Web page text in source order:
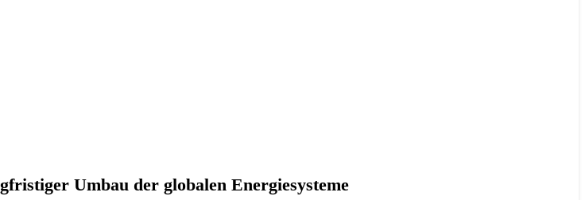
Umbau der globalen Energiesysteme